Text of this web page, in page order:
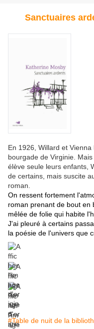
Sanctuaires
En 1926, Willard et Vienna
bourgade de Virginie.
élève seule leurs enfants,
de certains, mais suscite
roman.
On ressent fortement
roman prenant de bout en
mêlée de folie qui habite
J'ai pleuré à certains
la poésie de l'univers que
#Table de nuit de la